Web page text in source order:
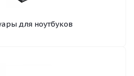
для ноутбуков